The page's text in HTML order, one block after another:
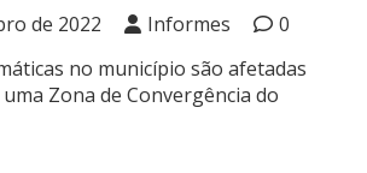
de 2022 Informes
0
no município são afetadas
Zona de Convergência do